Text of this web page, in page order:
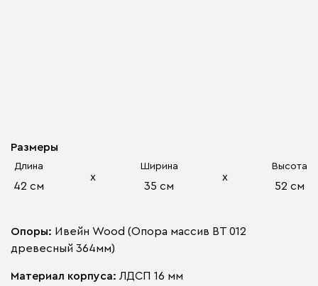
Размеры
Длина
42 см
х
Ширина
35 см
х
Высота
52 см
Опоры: Ивейн Wood (Опора массив ВТ 012
древесный 364мм)
Материал корпуса: ЛДСП 16 мм